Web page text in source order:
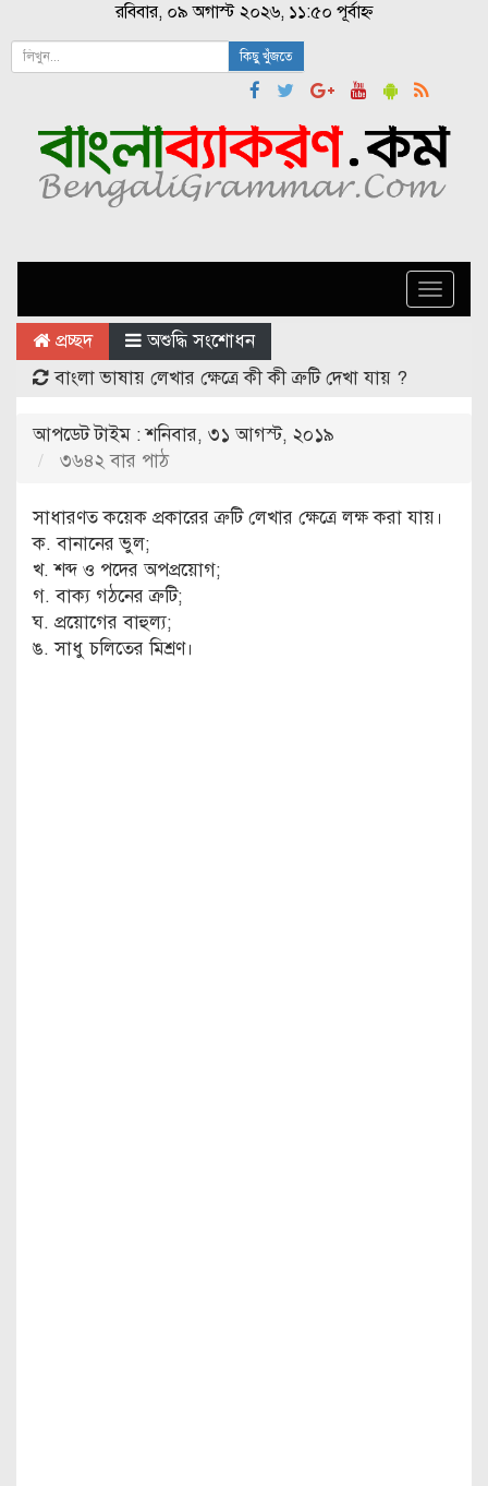
রবিবার, ০৯ অগাস্ট ২০২৬, ১১:৫০ পূর্বাহ্ন
কিছু খুঁজতে
Toggle
প্রচ্ছদ
অশুদ্ধি সংশোধন
বাংলা ভাষায় লেখার ক্ষেত্রে কী কী ত্রুটি দেখা যায় ?
আপডেট টাইম : শনিবার, ৩১ আগস্ট, ২০১৯
৩৬৪২ বার পাঠ
সাধারণত কয়েক প্রকারের ত্রুটি লেখার ক্ষেত্রে লক্ষ করা যায়।
ক. বানানের ভুল;
খ. শব্দ ও পদের অপপ্রয়োগ;
গ. বাক্য গঠনের ত্রুটি;
ঘ. প্রয়োগের বাহুল্য;
ঙ. সাধু চলিতের মিশ্রণ।